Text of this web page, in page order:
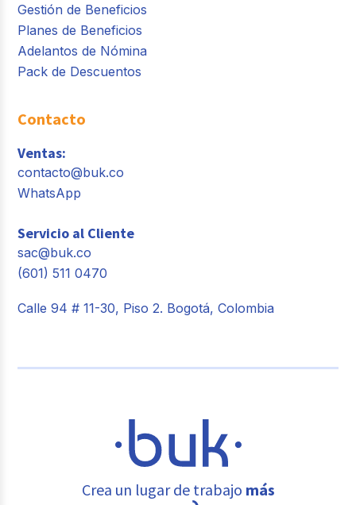
Gestión de Beneficios
Planes de Beneficios
Adelantos de Nómina
Pack de Descuentos
Contacto
Ventas:
contacto@buk.co
WhatsApp
Servicio al Cliente
sac@buk.co
(601) 511 0470
Calle 94 # 11-30, Piso 2. Bogotá, Colombia
Crea un lugar de trabajo más